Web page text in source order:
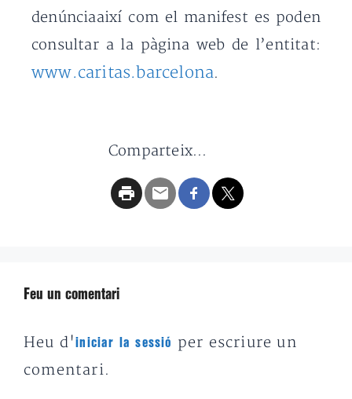
denúnciaaixí com el manifest es poden
consultar a la pàgina web de l’entitat:
www.caritas.barcelona.
Comparteix...
Feu un comentari
Heu d'iniciar la sessió
per escriure un
comentari.